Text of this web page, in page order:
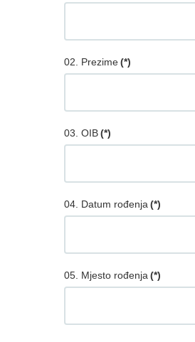
02. Prezime(*)
03. OIB(*)
04. Datum rođenja (*)
05. Mjesto rođenja (*)